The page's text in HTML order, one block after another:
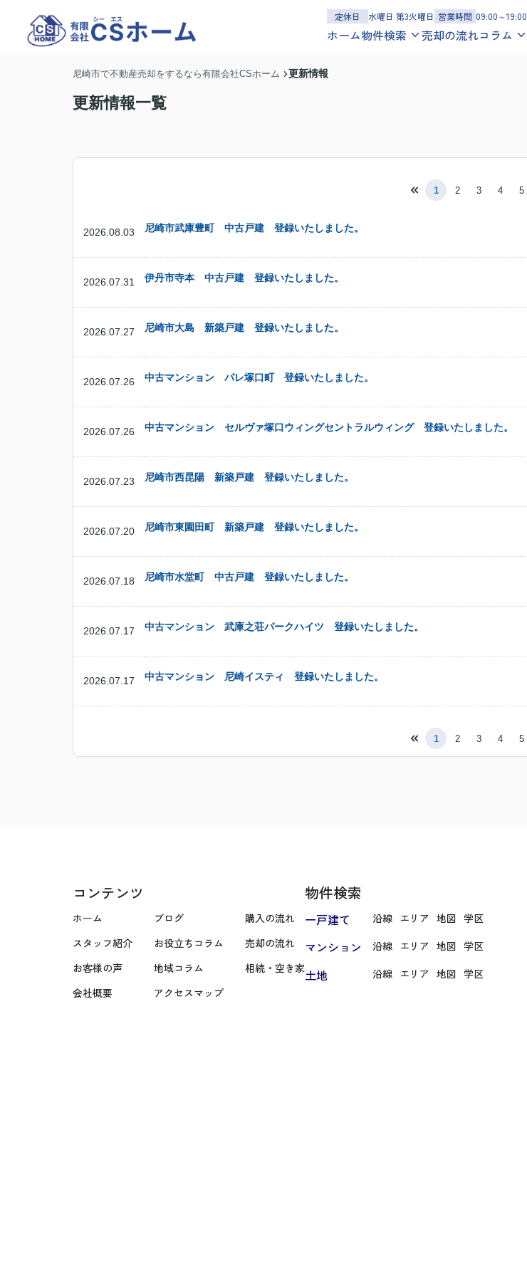
定休日 水曜日 第3火曜日 営業時間 09:00～19:00
ホーム物件検索
売却の流れコラム
尼崎市で不動産売却をするなら有限会社CSホーム 更新情報
更新情報一覧
1 2 3 4 5
2026.08.03 尼崎市武庫豊町 中古戸建 登録いたしました。
2026.07.31 伊丹市寺本 中古戸建 登録いたしました。
2026.07.27 尼崎市大島 新築戸建 登録いたしました。
2026.07.26 中古マンション パレ塚口町 登録いたしました。
2026.07.26 中古マンション セルヴァ塚口ウィングセントラルウィング 登録いたしました。
2026.07.23 尼崎市西昆陽 新築戸建 登録いたしました。
2026.07.20 尼崎市東園田町 新築戸建 登録いたしました。
2026.07.18 尼崎市水堂町 中古戸建 登録いたしました。
2026.07.17 中古マンション 武庫之荘パークハイツ 登録いたしました。
2026.07.17 中古マンション 尼崎イスティ 登録いたしました。
1 2 3 4 5
コンテンツ
ホーム ブログ
購入の流れ
スタッフ紹介
お役立ちコラム
売却の流れ
お客様の声
地域コラム
相続・空き家
会社概要
アクセスマップ
物件検索
一戸建て 沿線 エリア 地図 学区
マンション 沿線 エリア 地図 学区
土地 沿線 エリア 地図 学区